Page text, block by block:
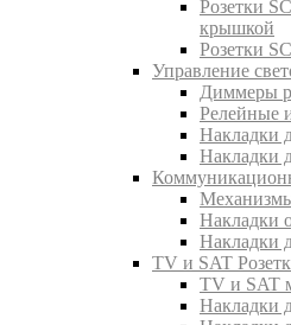
Розетки
крышкой
Розетки
Управление
Диммеры
Релейные
Накладки
Накладки
Накладки
Накладки
TV и SAT
TV и SAT
Накладки